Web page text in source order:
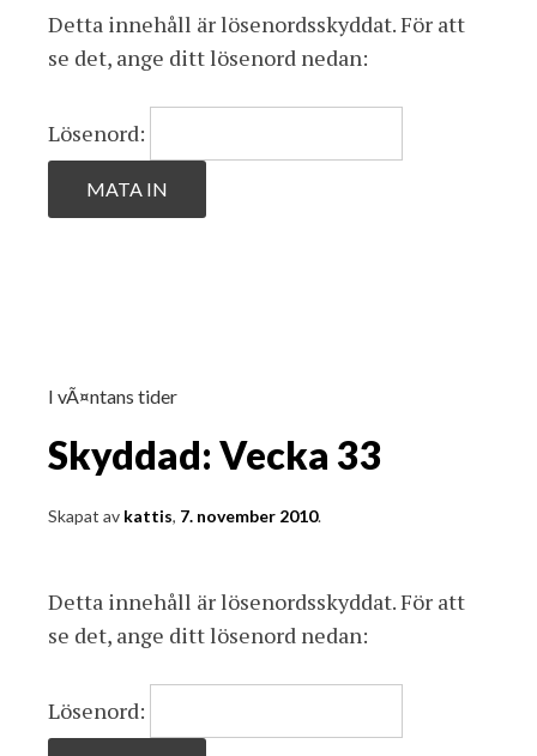
Detta innehåll är lösenordsskyddat. För att
se det, ange ditt lösenord nedan:
Lösenord:
I vÃ¤ntans tider
Skyddad: Vecka 33
Skapat av kattis, 7. november 2010.
Detta innehåll är lösenordsskyddat. För att
se det, ange ditt lösenord nedan:
Lösenord: